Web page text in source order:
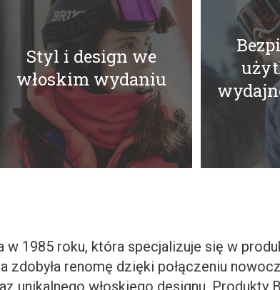
Styl i design we
włoskim wydaniu
w 1985 roku, która specjalizuje się w
renomę dzięki połączeniu
unikalnego włoskiego designu. Produkty